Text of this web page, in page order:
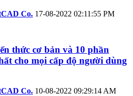
Co. 17-08-2022 02:11:55 PM
thức cơ bản và 10 phần
cho mọi cấp độ người dùng
Co. 10-08-2022 09:29:14 AM